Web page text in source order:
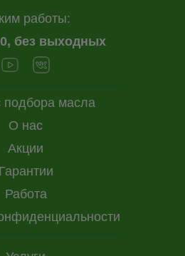
подбора масла
О нас
Акции
Гарантии
Работа
работы:
без выходных